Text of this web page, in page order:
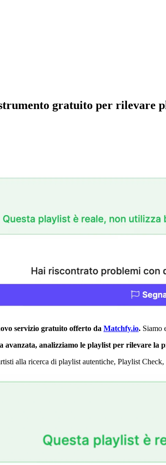
gratuito per rilevare
servizio gratuito offerto da Matchfy.io. Siamo
avanzata, analizziamo le playlist per rilevare la
alla ricerca di playlist autentiche, Playlist